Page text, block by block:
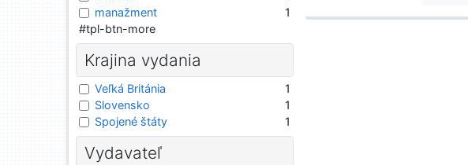
manažment
1
#tpl-btn-more
Krajina vydania
Veľká Británia
1
Slovensko
1
Spojené štáty
1
Vydavateľ